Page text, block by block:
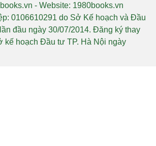
- Website: 1980books.vn
0106610291 do Sở Kế hoạch và Đầu
đầu ngày 30/07/2014. Đăng ký thay
kế hoạch Đầu tư TP. Hà Nội ngày